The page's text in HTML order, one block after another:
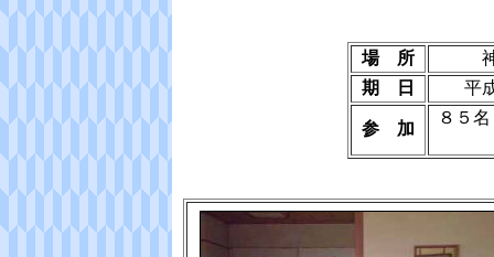
場 所
期 日
平
参 加
８５